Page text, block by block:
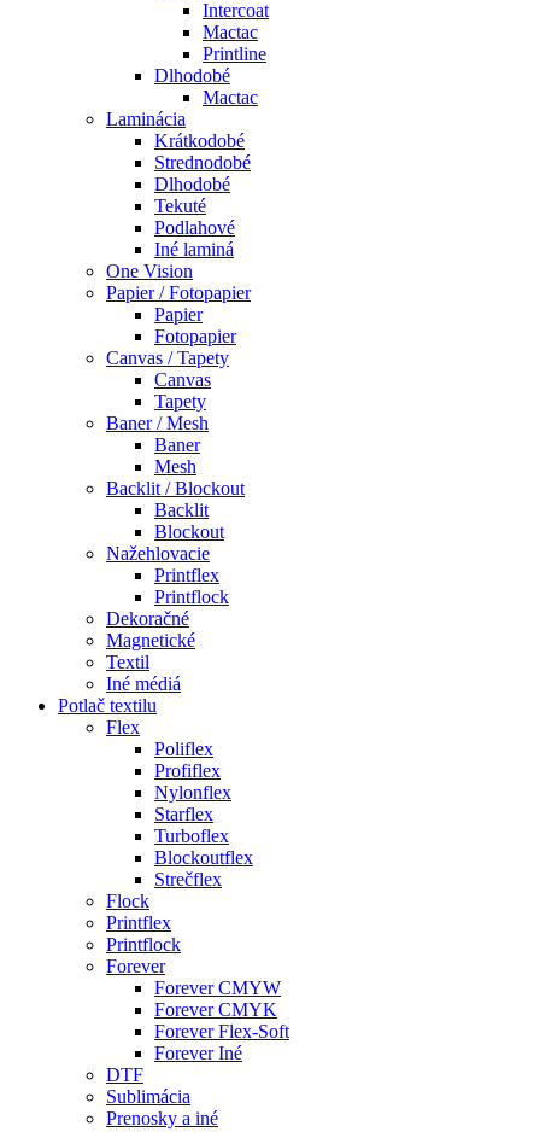
Intercoat
Mactac
Printline
Dlhodobé
Mactac
Laminácia
Krátkodobé
Strednodobé
Dlhodobé
Tekuté
Podlahové
Iné laminá
One Vision
Papier / Fotopapier
Papier
Fotopapier
Canvas / Tapety
Canvas
Tapety
Baner / Mesh
Baner
Mesh
Backlit / Blockout
Backlit
Blockout
Nažehlovacie
Printflex
Printflock
Dekoračné
Magnetické
Textil
Iné médiá
Potlač textilu
Flex
Poliflex
Profiflex
Nylonflex
Starflex
Turboflex
Blockoutflex
Strečflex
Flock
Printflex
Printflock
Forever
Forever CMYW
Forever CMYK
Forever Flex-Soft
Forever Iné
DTF
Sublimácia
Prenosky a iné